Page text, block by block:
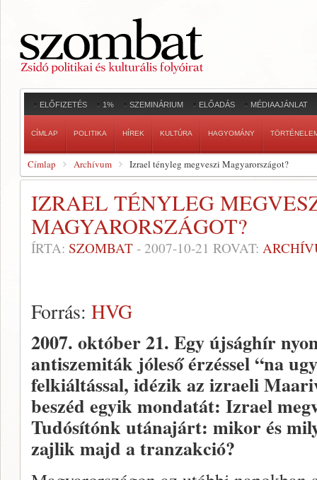
ELŐFIZETÉS 1% SZEMINÁRIUM ELŐADÁS MÉDIAAJÁNLAT
CÍMLAP POLITIKA HÍREK KULTÚRA HAGYOMÁNY
Címlap Archívum Izrael tényleg megveszi Magyarországot?
IZRAEL TÉNYLEG
MAGYARORSZÁGOT?
ÍRTA: SZOMBAT - 2007-10-21 ROVAT:
Forrás: HVG
2007. október 21. Egy újsághír
antiszemiták jóleső érzéssel “na
felkiáltással, idézik az izraeli
beszéd egyik mondatát: Izrael
Tudósítónk utánajárt: mikor és
zajlik majd a tranzakció?